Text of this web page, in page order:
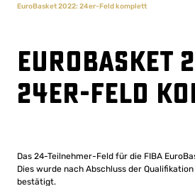
EuroBasket 2022: 24er-Feld komplett
EuroBasket
24er-Feld
Das 24-Teilnehmer-Feld für die FIBA
Dies wurde nach Abschluss der
bestätigt.